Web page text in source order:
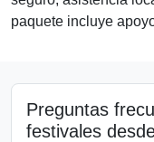
paquete incluye
Preguntas
festivales